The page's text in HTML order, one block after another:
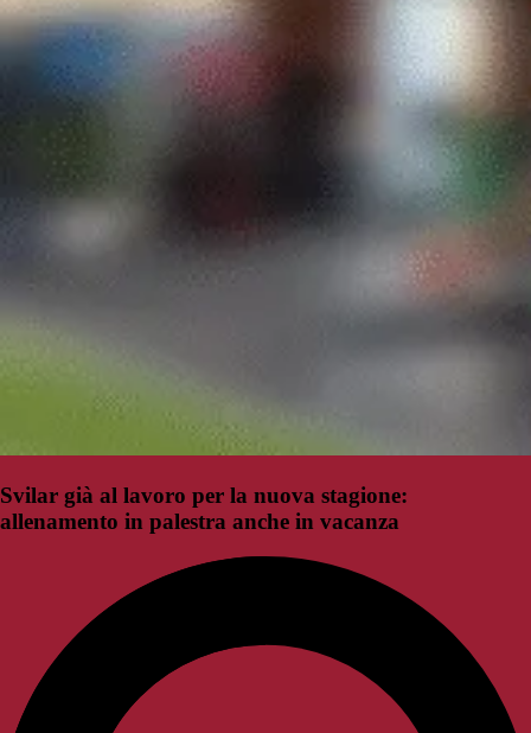
Svilar già al lavoro per la nuova stagione:
allenamento in palestra anche in vacanza